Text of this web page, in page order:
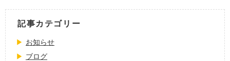
記事カテゴリー
お知らせ
ブログ